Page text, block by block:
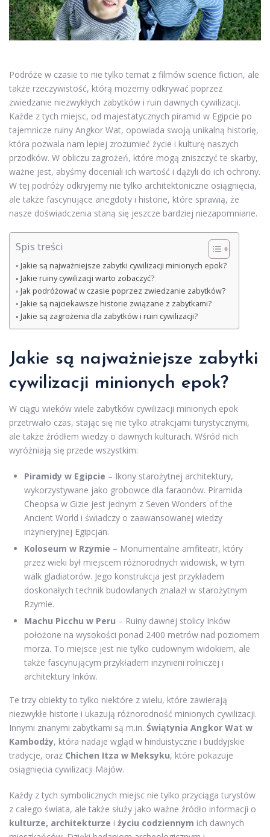
Podróże w czasie to nie tylko temat z filmów science fiction, ale
także rzeczywistość, którą możemy odkrywać poprzez
zwiedzanie niezwykłych zabytków i ruin dawnych cywilizacji.
Każde z tych miejsc, od majestatycznych piramid w Egipcie po
tajemnicze ruiny Angkor Wat, opowiada swoją unikalną historię,
która pozwala nam lepiej zrozumieć życie i kulturę naszych
przodków. W obliczu zagrożeń, które mogą zniszczyć te skarby,
ważne jest, abyśmy doceniali ich wartość i dążyli do ich ochrony.
W tej podróży odkryjemy nie tylko architektoniczne osiągnięcia,
ale także fascynujące anegdoty i historie, które sprawią, że
nasze doświadczenia staną się jeszcze bardziej niezapomniane.
Spis treści
Jakie są najważniejsze zabytki cywilizacji minionych epok?
Jakie ruiny cywilizacji warto zobaczyć?
Jak podróżować w czasie poprzez zwiedzanie zabytków?
Jakie są najciekawsze historie związane z zabytkami?
Jakie są zagrożenia dla zabytków i ruin cywilizacji?
Jakie są najważniejsze zabytki
cywilizacji minionych epok?
W ciągu wieków wiele zabytków cywilizacji minionych epok
przetrwało czas, stając się nie tylko atrakcjami turystycznymi,
ale także źródłem wiedzy o dawnych kulturach. Wśród nich
wyróżniają się przede wszystkim:
Piramidy w Egipcie – Ikony starożytnej architektury,
wykorzystywane jako grobowce dla faraonów. Piramida
Cheopsa w Gizie jest jednym z Seven Wonders of the
Ancient World i świadczy o zaawansowanej wiedzy
inżynieryjnej Egipcjan.
Koloseum w Rzymie – Monumentalne amfiteatr, który
przez wieki był miejscem różnorodnych widowisk, w tym
walk gladiatorów. Jego konstrukcja jest przykładem
doskonałych technik budowlanych znalazł w starożytnym
Rzymie.
Machu Picchu w Peru – Ruiny dawnej stolicy Inków
położone na wysokości ponad 2400 metrów nad poziomem
morza. To miejsce jest nie tylko cudownym widokiem, ale
także fascynującym przykładem inżynierii rolniczej i
architektury Inków.
Te trzy obiekty to tylko niektóre z wielu, które zawierają
niezwykłe historie i ukazują różnorodność minionych cywilizacji.
Innymi znanymi zabytkami są m.in. Świątynia Angkor Wat w
Kambodży, która nadaje wgląd w hinduistyczne i buddyjskie
tradycje, oraz Chichen Itza w Meksyku, które pokazuje
osiągnięcia cywilizacji Majów.
Każdy z tych symbolicznych miejsc nie tylko przyciąga turystów
z całego świata, ale także służy jako ważne źródło informacji o
kulturze, architekturze i życiu codziennym ich dawnych